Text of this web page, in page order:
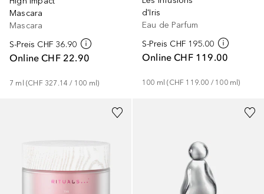
Mascara
Mascara
S-Preis CHF 36.90
Online CHF 22.90
7 ml (CHF 327.14 / 100 ml)
d'Iris
Eau de Parfum
S-Preis CHF 195.00
Online CHF 119.00
100 ml (CHF 119.00 / 100 ml)